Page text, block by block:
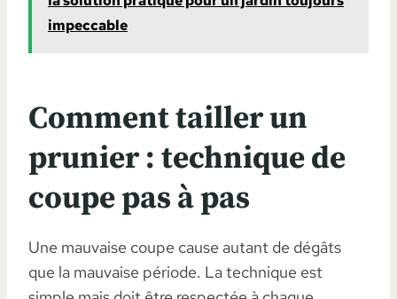
impeccable
Comment tailler un
prunier : technique de
coupe pas à pas
Une mauvaise coupe cause autant de dégâts
que la mauvaise période. La technique est